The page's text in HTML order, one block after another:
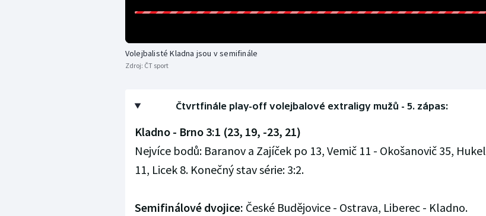
Volejbalisté Kladna jsou v semifinále
Zdroj: ČT sport
Čtvrtfinále play-off volejbalové extraligy mužů - 5. zápas:
Kladno - Brno 3:1 (23, 19, -23, 21)
Nejvíce bodů: Baranov a Zajíček po 13, Vemič 11 - Okošanovič 35, Hukel
11, Licek 8. Konečný stav série: 3:2.
Semifinálové dvojice: České Budějovice - Ostrava, Liberec - Kladno.